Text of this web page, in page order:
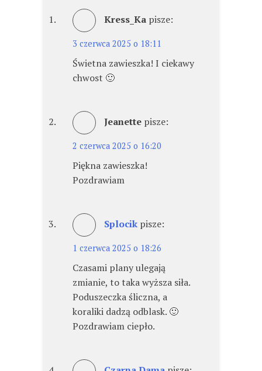
Kress_Ka pisze:
3 czerwca 2025 o 18:11
Świetna zawieszka! I ciekawy
chwost 🙂
Jeanette pisze:
2 czerwca 2025 o 16:20
Piękna zawieszka!
Pozdrawiam
Splocik pisze:
1 czerwca 2025 o 18:26
Czasami plany ulegają
zmianie, to taka wyższa siła.
Poduszeczka śliczna, a
koraliki dadzą odblask. 🙂
Pozdrawiam ciepło.